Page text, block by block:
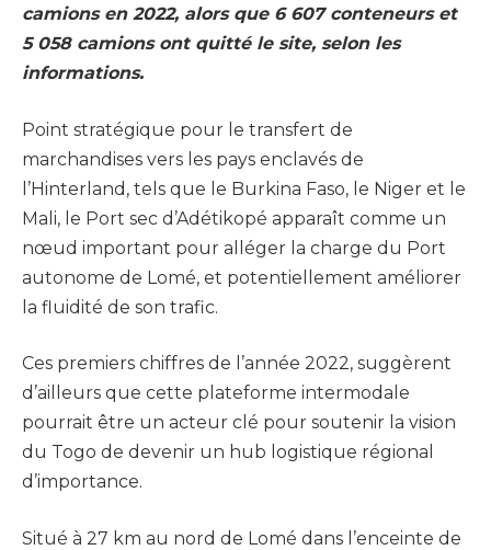
camions en 2022, alors que 6 607 conteneurs et
5 058 camions ont quitté le site, selon les
informations.
Point stratégique pour le transfert de
marchandises vers les pays enclavés de
l’Hinterland, tels que le Burkina Faso, le Niger et le
Mali, le Port sec d’Adétikopé apparaît comme un
nœud important pour alléger la charge du Port
autonome de Lomé, et potentiellement améliorer
la fluidité de son trafic.
Ces premiers chiffres de l’année 2022, suggèrent
d’ailleurs que cette plateforme intermodale
pourrait être un acteur clé pour soutenir la vision
du Togo de devenir un hub logistique régional
d’importance.
Situé à 27 km au nord de Lomé dans l’enceinte de